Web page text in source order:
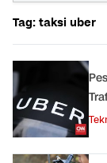
Tag: taksi uber